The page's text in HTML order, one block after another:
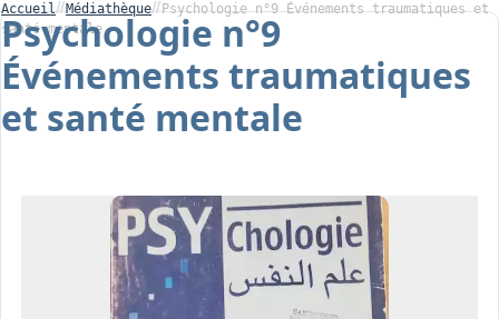
Association
Centre de Soin
Ressources
Accueil Médiathèque
Psychologie n°9 Événements traumatiques et
santé mentale
Psychologie n°9
Événements traumatiques
et santé mentale